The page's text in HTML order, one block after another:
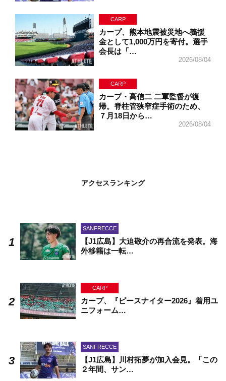
CARP
カープ、熊本地震被災地へ義援
金として1,000万円を寄付。選手
会長は「…
2026/08/04
CARP
カープ・高信二 二軍監督が復
帰。脊柱管狭窄症手術のため、
７月18日から…
2026/08/04
アクセスランキング
SANFRECCE
【J1広島】大迫敬介の再合流を発表。海
外移籍は一転…
CARP
カープ、『ピースナイター2026』着用ユ
ニフォーム…
SANFRECCE
【J1広島】川村拓夢が加入会見。「この
２年間、サン…